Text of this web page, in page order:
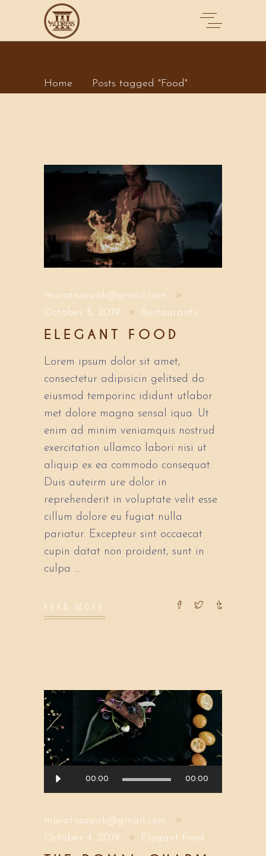
Home Posts tagged "Food"
murat.sozuak@gmail.com
October 5, 2019
Restaurants
ELEGANT FOOD
Lorem ipsum dolor sit amet,
consectetur adipisicin gelitsed do
eiusmod temporinc ididunt utlabor
met dolore magna sensal iqua. Ut
enim ad minim veniamquis nostrud
exercitation ullamco labori nisi ut
aliquip ex ea commodo consequat.
Duis auteirm ure dolor in
reprehenderit in voluptate velit esse
cillum dolore eu fugiat nulla
pariatur. Excepteur sint occaecat
cupin datat non proident, sunt in
culpa
READ MORE
Audio
Player
00:00 00:00
murat.sozuak@gmail.com
October 4, 2019
Elegant food